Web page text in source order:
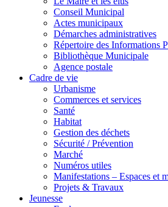
Conseil Municipal
Actes municipaux
Démarches administratives
Répertoire des Informations
Bibliothèque Municipale
Agence postale
Cadre de vie
Urbanisme
Commerces et services
Santé
Habitat
Gestion des déchets
Sécurité / Prévention
Marché
Numéros utiles
Manifestations – Espaces et
Projets & Travaux
Jeunesse